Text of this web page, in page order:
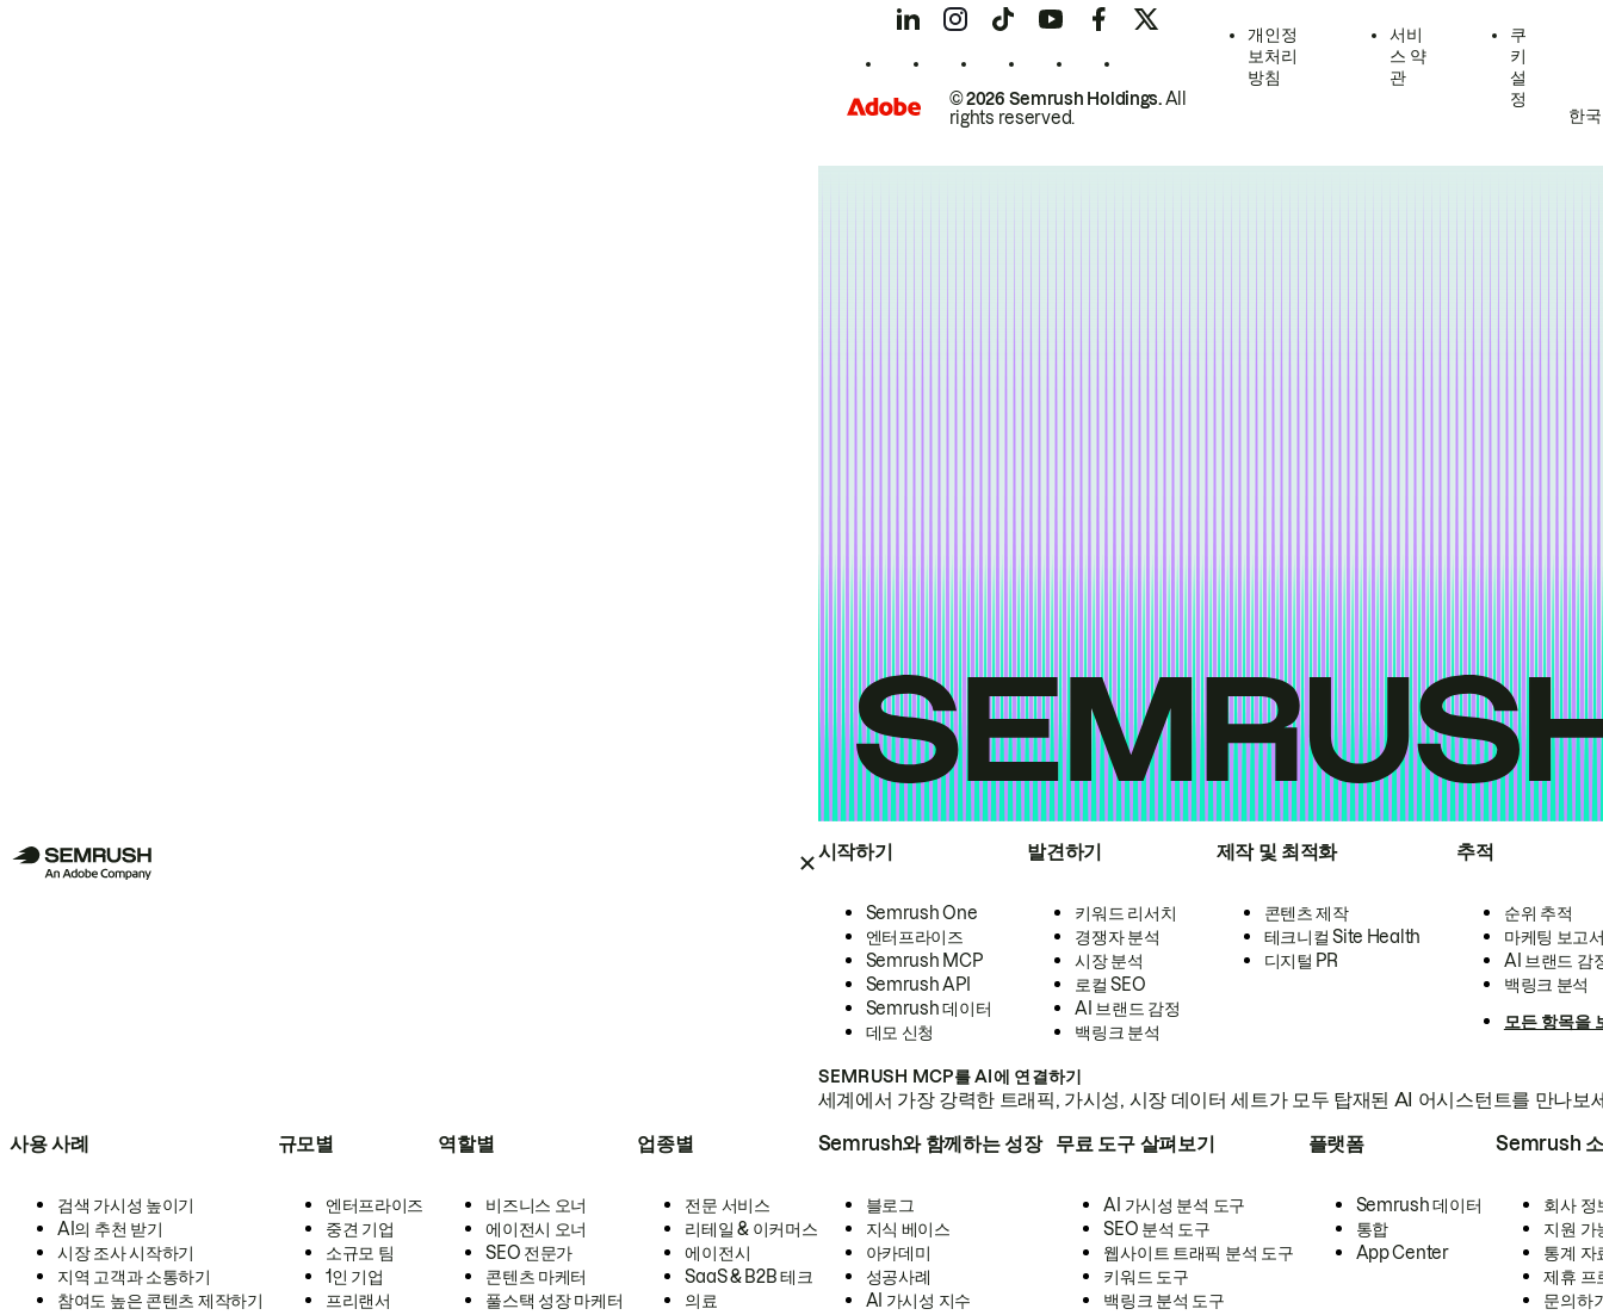
시작하기
Semrush One
엔터프라이즈
Semrush MCP
Semrush API
Semrush 데이터
데모 신청
발견하기
키워드 리서치
경쟁자 분석
시장 분석
로컬 SEO
AI 브랜드 감정
백링크 분석
제작 및 최적화
콘텐츠 제작
테크니컬 Site Health
디지털 PR
추적
순위 추적
마케팅 보고
AI 브랜드 감
백링크 분석
모든 항목을
SEMRUSH MCP를 AI에 연결하기
세계에서 가장 강력한 트래픽, 가시성, 시장 데이터 세트가 모두 탑재된 AI 어시스턴트를 만나보
사용 사례
검색 가시성 높이기
AI의 추천 받기
시장 조사 시작하기
지역 고객과 소통하기
참여도 높은 콘텐츠 제작하기
규모별
엔터프라이즈
중견 기업
소규모 팀
1인 기업
프리랜서
역할별
비즈니스 오너
에이전시 오너
SEO 전문가
콘텐츠 마케터
풀스택 성장 마케터
업종별
전문 서비스
리테일 & 이커머스
에이전시
SaaS & B2B 테크
의료
Semrush와 함께하는 성장
블로그
지식 베이스
아카데미
성공사례
AI 가시성 지수
무료 도구 살펴보기
AI 가시성 분석 도구
SEO 분석 도구
웹사이트 트래픽 분석 도구
키워드 도구
백링크 분석 도구
플랫폼
Semrush 데이터
통합
App Center
Semrush
회사 정
지원 가
통계 자
제휴 프
문의하
© 2026 Semrush Holdings.All
rights reserved.
개인정
보처리
방침
서비
스 약
관
쿠
키
설
정
한